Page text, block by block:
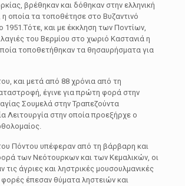
βρέθηκαν και δόθηκαν στην ελληνική
οποία τα τοποθέτησε στο Βυζαντινό
1951.Τότε, και με έκκληση των Ποντίων,
του Βερμίου στο χωριό Καστανιά η
τοποθετήθηκαν τα θησαυρήσματα για
και μετά από 88 χρόνια από τη
έγινε για πρώτη φορά στην
Σουμελά στην Τραπεζούντα
Λειτουργία στην οποία προεξήρχε ο
Πόντου υπέφεραν από τη βάρβαρη και
των Nεότουρκων και των Kεμαλικών, οι
τις άγριες και ληστρικές μουσουλμανικές
έπεσαν θύματα ληστειών και